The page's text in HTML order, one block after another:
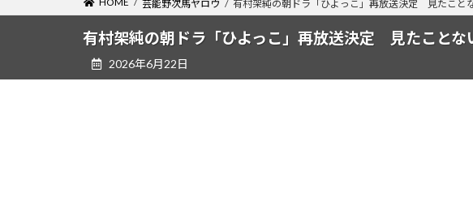
芸能野次馬ヤロウ 有村架純の朝ドラ「ひよっこ」再放送決定 見たこと
有村架純の朝ドラ「ひよっこ」再放送決定 見たことな
2026年6月22日